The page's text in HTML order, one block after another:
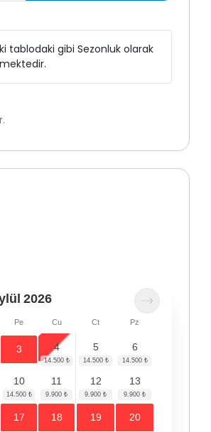
tablodaki gibi Sezonluk olarak
2026
Pe Cu Ct Pz
3 4 5 6
10 11 12 13
17 18 19 20